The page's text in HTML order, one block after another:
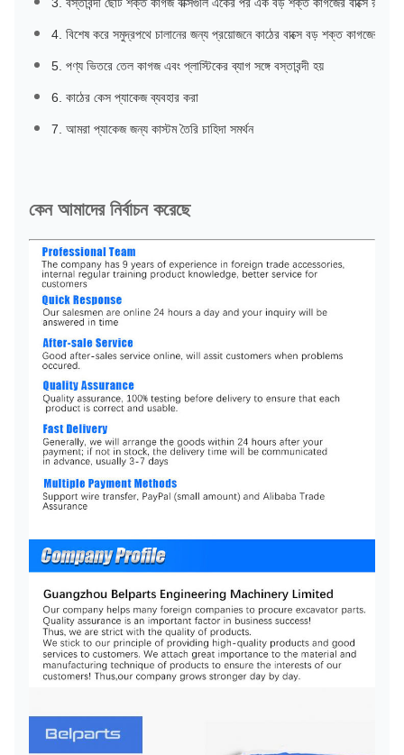
3. বস্তাবন্দী ছোট শক্ত কাগজ বাক্সগুলি একের পর এক বড় শক্ত কাগজের বাক্সে রাখুন;
4. বিশেষ করে সমুদ্রপথে চালানের জন্য প্রয়োজনে কাঠের বাক্সে বড় শক্ত কাগজের বাক্স
5. পণ্য ভিতরে তেল কাগজ এবং প্লাস্টিকের ব্যাগ সঙ্গে বস্তাবন্দী হয়
6. কাঠের কেস প্যাকেজ ব্যবহার করা
7. আমরা প্যাকেজ জন্য কাস্টম তৈরি চাহিদা সমর্থন
কেন আমাদের নির্বাচন করেছে